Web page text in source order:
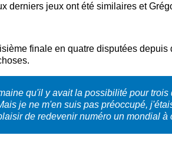
derniers jeux ont été similaires et
finale en quatre disputées
qu'il y avait la possibilité pour
je ne m'en suis pas préoccupé,
de redevenir numéro un mondial à